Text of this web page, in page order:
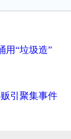
用“垃圾造”
引聚集事件